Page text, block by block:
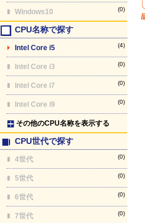
Windows10 (0)
CPU名称で探す
Intel Core i5 (4)
Intel Core i3 (0)
Intel Core i7 (0)
Intel Core i9 (0)
その他のCPU名称を表示する
CPU世代で探す
4世代 (0)
5世代 (0)
6世代 (0)
7世代 (0)